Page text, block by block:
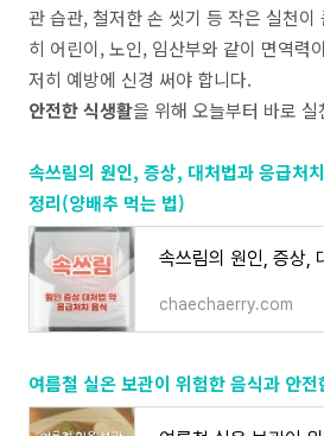
관 습관, 철저한 손 씻기 등 작은 실천이
히 어린이, 노인, 임산부와 같이 면역력
저히 예방에 신경 써야 합니다.
안전한 식생활을 위해 오늘부터 바로
속쓰림의 원인, 증상, 대처법과 응급처
정리(양배추 먹는 법)
chaechaerry.com
여름철 실온 보관이 위험한 음식과 안